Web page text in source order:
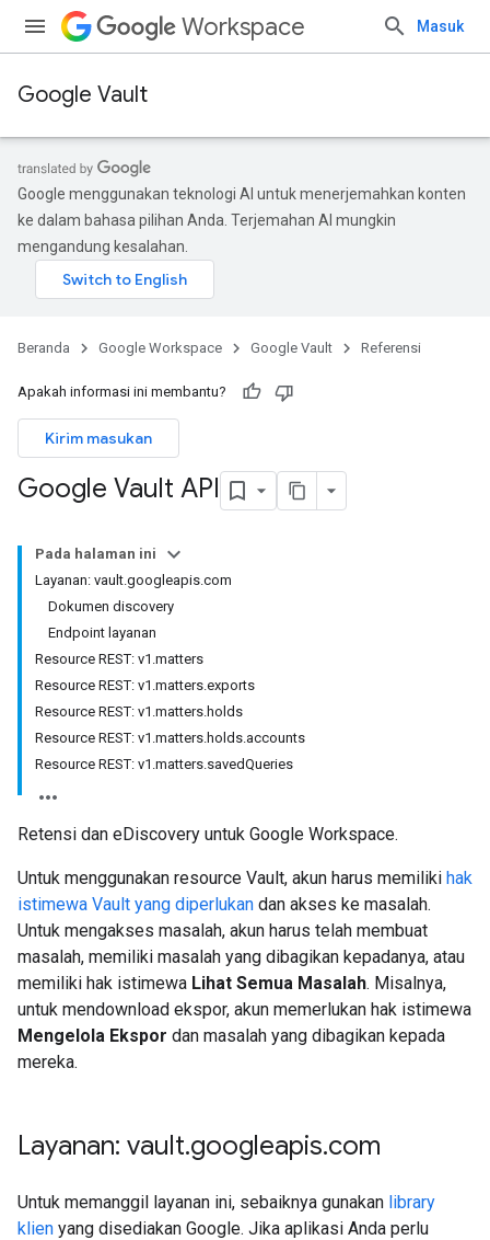
Workspace Masuk
Google Vault
Google menggunakan teknologi AI untuk menerjemahkan konten
ke dalam bahasa pilihan Anda. Terjemahan AI mungkin
mengandung kesalahan.
Beranda Google Workspace Google Vault Referensi
Apakah informasi ini membantu?
Kirim masukan
Google Vault API
Pada halaman ini
Layanan: vault.googleapis.com
Dokumen discovery
Endpoint layanan
Resource REST: v1.matters
Resource REST: v1.matters.exports
Resource REST: v1.matters.holds
Resource REST: v1.matters.holds.accounts
Resource REST: v1.matters.savedQueries
Retensi dan eDiscovery untuk Google Workspace.
Untuk menggunakan resource Vault, akun harus memiliki hak
istimewa Vault yang diperlukan dan akses ke masalah.
Untuk mengakses masalah, akun harus telah membuat
masalah, memiliki masalah yang dibagikan kepadanya, atau
memiliki hak istimewa Lihat Semua Masalah. Misalnya,
untuk mendownload ekspor, akun memerlukan hak istimewa
Mengelola Ekspor dan masalah yang dibagikan kepada
mereka.
Layanan: vault.googleapis.com
Untuk memanggil layanan ini, sebaiknya gunakan library
klien yang disediakan Google. Jika aplikasi Anda perlu